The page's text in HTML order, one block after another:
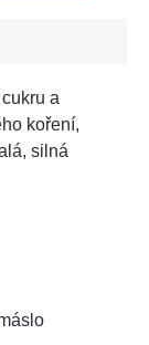
a
koření,
silná